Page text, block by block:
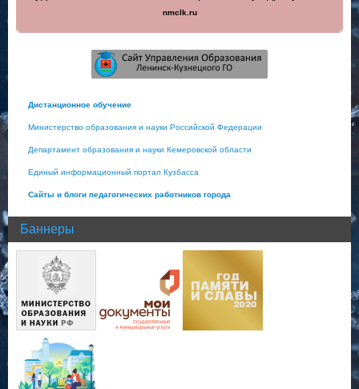
nmclk.ru
Дистанционное обучение
Министерство образования и науки Российской Федерации
Департамент образования и науки Кемеровской области
Единый информационный портал Кузбасса
Сайты и блоги педагогических работников города
Баннеры